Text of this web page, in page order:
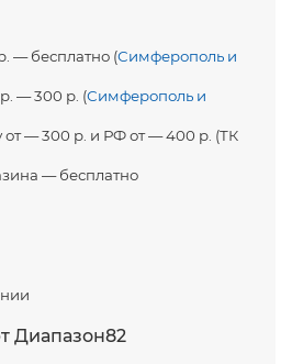
— бесплатно (Симферополь и
— 300 р. (Симферополь и
от — 300 р. и РФ от — 400 р. (ТК
— бесплатно
Диапазон82